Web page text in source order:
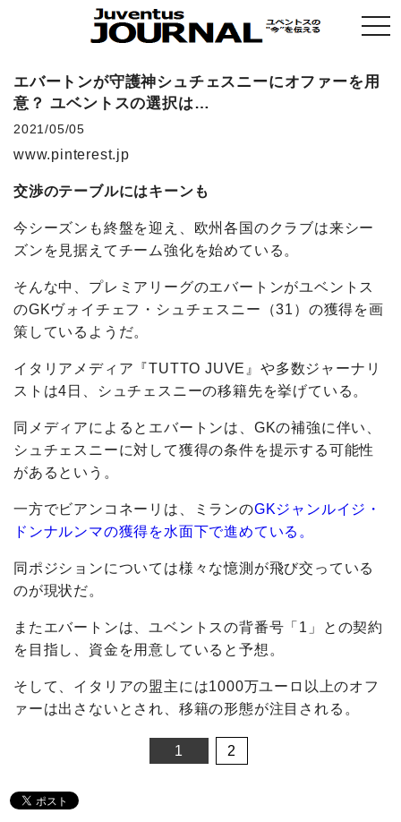
エバートンが守護神シュチェスニーにオファーを用
意？ ユベントスの選択は…
2021/05/05
www.pinterest.jp
交渉のテーブルにはキーンも
今シーズンも終盤を迎え、欧州各国のクラブは来シー
ズンを見据えてチーム強化を始めている。
そんな中、プレミアリーグのエバートンがユベントス
のGKヴォイチェフ・シュチェスニー（31）の獲得を画
策しているようだ。
イタリアメディア『TUTTO JUVE』や多数ジャーナリ
ストは4日、シュチェスニーの移籍先を挙げている。
同メディアによるとエバートンは、GKの補強に伴い、
シュチェスニーに対して獲得の条件を提示する可能性
があるという。
一方でビアンコネーリは、ミランのGKジャンルイジ・
ドンナルンマの獲得を水面下で進めている。
同ポジションについては様々な憶測が飛び交っている
のが現状だ。
またエバートンは、ユベントスの背番号「1」との契約
を目指し、資金を用意していると予想。
そして、イタリアの盟主には1000万ユーロ以上のオフ
ァーは出さないとされ、移籍の形態が注目される。
1 2